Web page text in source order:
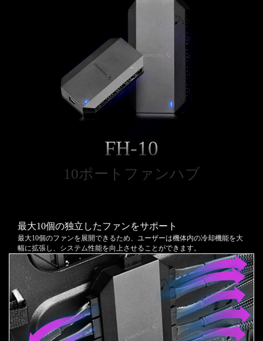
FH-10
10ポートファンハブ
最大10個の独立したファンをサポート
最大10個のファンを展開できるため、ユーザーは機体内の冷却機能を大
幅に拡張し、システム性能を向上させることができます。